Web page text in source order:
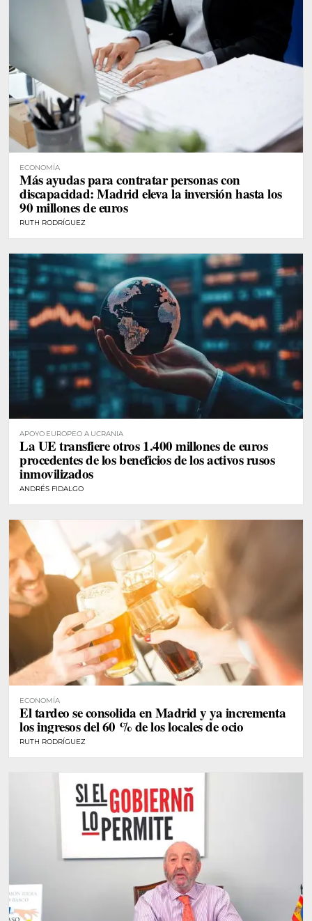
ECONOMÍA
Más ayudas para contratar personas con
discapacidad: Madrid eleva la inversión hasta los
90 millones de euros
RUTH RODRÍGUEZ
APOYO EUROPEO A UCRANIA
La UE transfiere otros 1.400 millones de euros
procedentes de los beneficios de los activos rusos
inmovilizados
ANDRÉS FIDALGO
ECONOMÍA
El tardeo se consolida en Madrid y ya incrementa
los ingresos del 60 % de los locales de ocio
RUTH RODRÍGUEZ